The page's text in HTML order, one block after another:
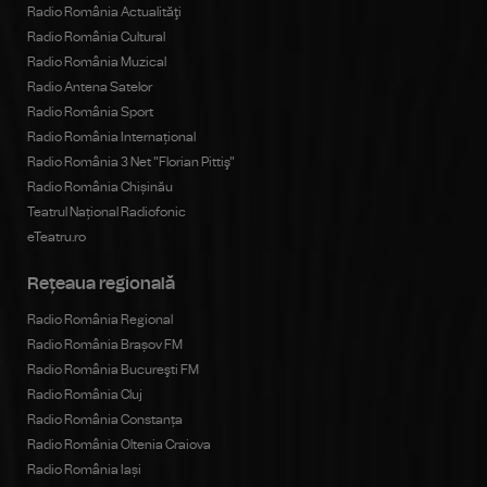
Radio România Actualităţi
Radio România Cultural
Radio România Muzical
Radio Antena Satelor
Radio România Sport
Radio România Internațional
Radio România 3 Net "Florian Pittiş"
Radio România Chișinău
Teatrul Național Radiofonic
eTeatru.ro
Rețeaua regională
Radio România Regional
Radio România Brașov FM
Radio România Bucureşti FM
Radio România Cluj
Radio România Constanța
Radio România Oltenia Craiova
Radio România Iași